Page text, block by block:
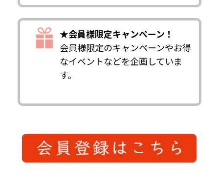
★会員様限定キャンペーン！
会員様限定のキャンペーンやお得
なイベントなどを企画していま
す。